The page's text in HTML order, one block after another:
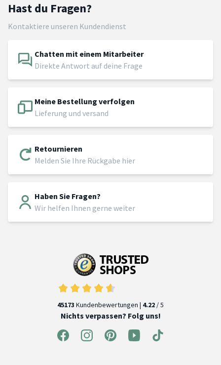
Hast du Fragen?
Kontaktiere unseren Kundendienst
Chatten mit einem Mitarbeiter
Direkte Antwort auf deine Frage
Meine Bestellung verfolgen
Lieferung und versand
Retournieren
Melden Sie Ihre Rückgabe hier
Haben Sie Fragen?
Wir helfen Ihnen gerne weiter
45173 Kundenbewertungen | 4.22 / 5
Nichts verpassen? Folg uns!